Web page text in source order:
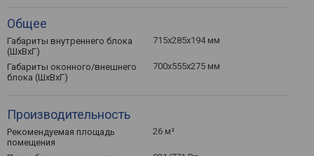
Общее
Габариты внутреннего блока
(ШхВхГ)
715x285x194 мм
Габариты оконного/внешнего
блока (ШхВхГ)
700x555x275 мм
Производительность
Рекомендуемая площадь
помещения
26 м²